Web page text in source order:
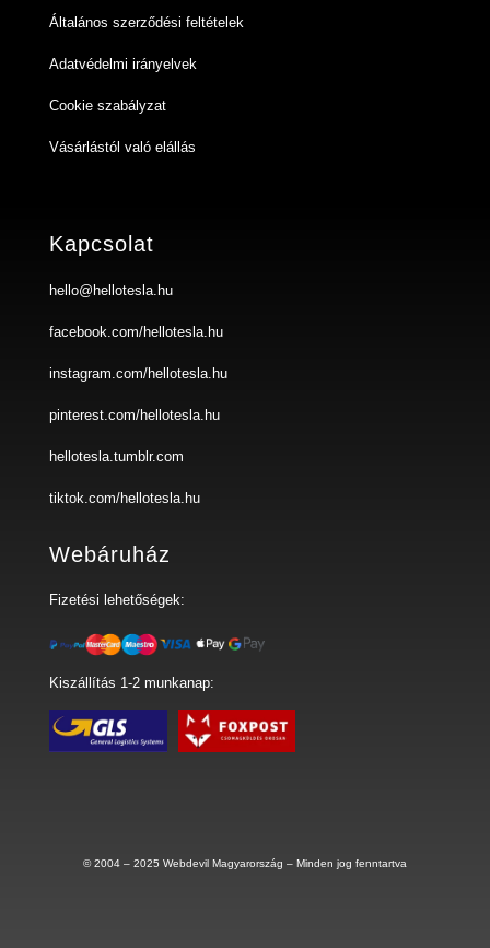
Általános szerződési feltételek
Adatvédelmi irányelvek
Cookie szabályzat
Vásárlástól való elállás
Kapcsolat
hello@hellotesla.hu
facebook.com/hellotesla.hu
instagram.com/hellotesla.hu
pinterest.com/hellotesla.hu
hellotesla.tumblr.com
tiktok.com/hellotesla.hu
Webáruház
Fizetési lehetőségek:
Kiszállítás 1-2 munkanap:
© 2004 – 2025 Webdevil Magyarország – Minden jog fenntartva